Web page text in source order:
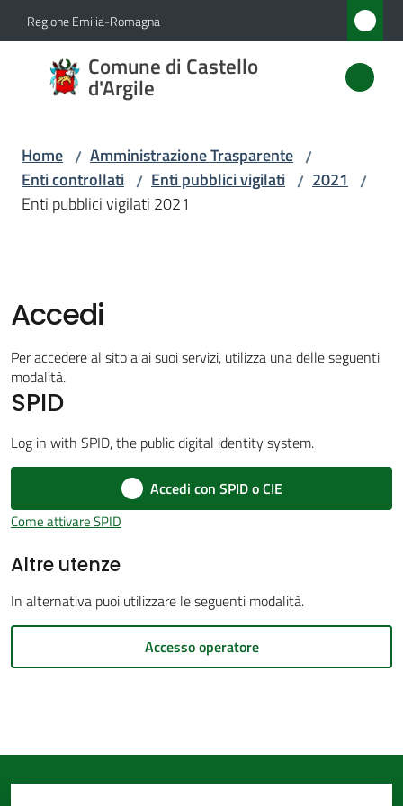
Vai al contenuto
Vai alla navigazione
Vai al footer
Regione Emilia-Romagna
Comune di Castello
d'Argile
Comune
di
Servizi
Vivere
Castello
Trasparente
Menu selezionato
argomenti...
Seguici
Home / Amministrazione Trasparente /
Enti controllati / Enti pubblici vigilati / 2021 /
Enti pubblici vigilati 2021
Accedi
Per accedere al sito a ai suoi servizi, utilizza una delle seguenti
modalità.
SPID
Log in with SPID, the public digital identity system.
Accedi con SPID o CIE
Come attivare SPID
Altre utenze
In alternativa puoi utilizzare le seguenti modalità.
Accesso operatore